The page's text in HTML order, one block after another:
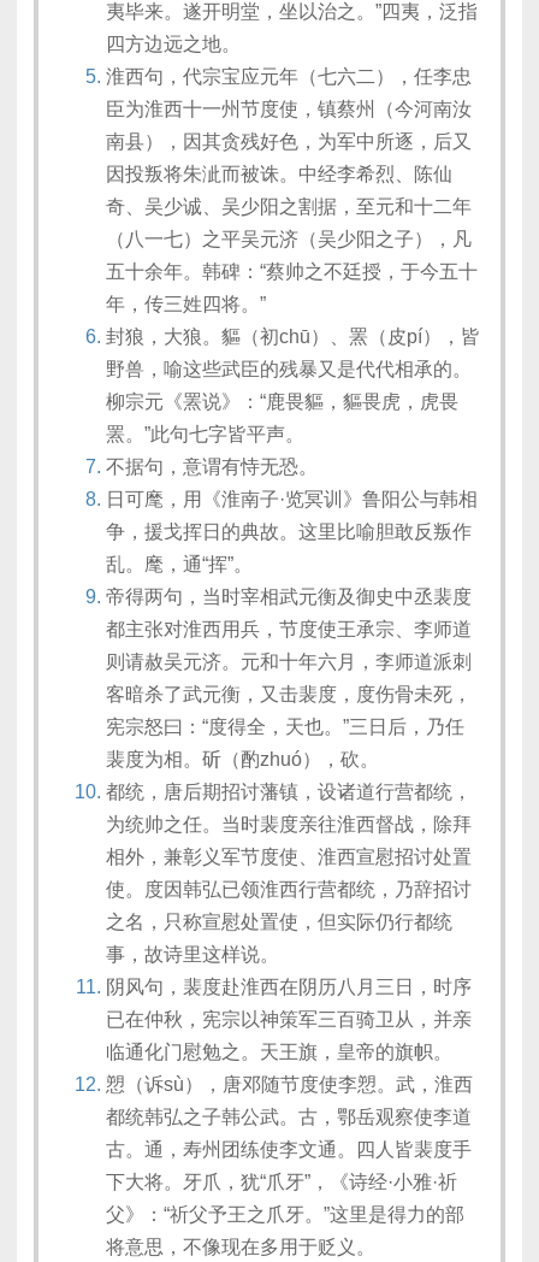
夷毕来。遂开明堂，坐以治之。”四夷，泛指
四方边远之地。
淮西句，代宗宝应元年（七六二），任李忠
臣为淮西十一州节度使，镇蔡州（今河南汝
南县），因其贪残好色，为军中所逐，后又
因投叛将朱泚而被诛。中经李希烈、陈仙
奇、吴少诚、吴少阳之割据，至元和十二年
（八一七）之平吴元济（吴少阳之子），凡
五十余年。韩碑：“蔡帅之不廷授，于今五十
年，传三姓四将。”
封狼，大狼。貙（初chū）、罴（皮pí），皆
野兽，喻这些武臣的残暴又是代代相承的。
柳宗元《罴说》：“鹿畏貙，貙畏虎，虎畏
罴。”此句七字皆平声。
不据句，意谓有恃无恐。
日可麾，用《淮南子·览冥训》鲁阳公与韩相
争，援戈挥日的典故。这里比喻胆敢反叛作
乱。麾，通“挥”。
帝得两句，当时宰相武元衡及御史中丞裴度
都主张对淮西用兵，节度使王承宗、李师道
则请赦吴元济。元和十年六月，李师道派刺
客暗杀了武元衡，又击裴度，度伤骨未死，
宪宗怒曰：“度得全，天也。”三日后，乃任
裴度为相。斫（酌zhuó），砍。
都统，唐后期招讨藩镇，设诸道行营都统，
为统帅之任。当时裴度亲往淮西督战，除拜
相外，兼彰义军节度使、淮西宣慰招讨处置
使。度因韩弘已领淮西行营都统，乃辞招讨
之名，只称宣慰处置使，但实际仍行都统
事，故诗里这样说。
阴风句，裴度赴淮西在阴历八月三日，时序
已在仲秋，宪宗以神策军三百骑卫从，并亲
临通化门慰勉之。天王旗，皇帝的旗帜。
愬（诉sù），唐邓随节度使李愬。武，淮西
都统韩弘之子韩公武。古，鄂岳观察使李道
古。通，寿州团练使李文通。四人皆裴度手
下大将。牙爪，犹“爪牙”，《诗经·小雅·祈
父》：“祈父予王之爪牙。”这里是得力的部
将意思，不像现在多用于贬义。